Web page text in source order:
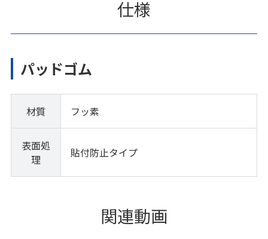
仕様
パッドゴム
材質 フッ素
表面処
理
貼付防止タイプ
関連動画